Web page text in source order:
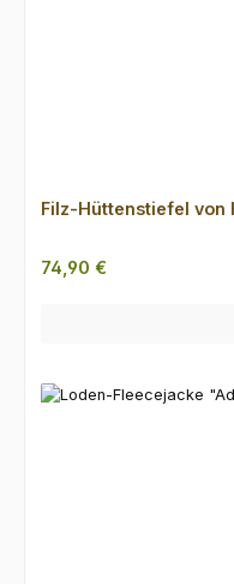
Filz-Hüttenstiefel von
Regulärer Preis:
74,90 €